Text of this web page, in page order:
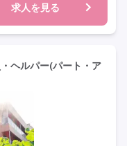
上
車通勤可
求人を見る
ヘルパー(パート・ア